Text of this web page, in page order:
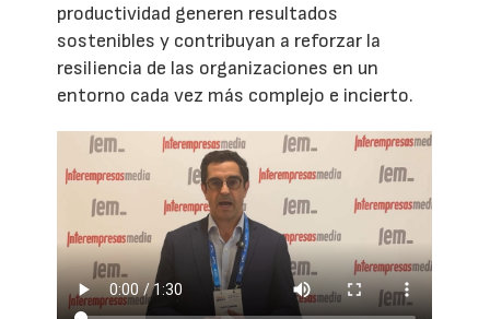
productividad generen resultados
sostenibles y contribuyan a reforzar la
resiliencia de las organizaciones en un
entorno cada vez más complejo e incierto.